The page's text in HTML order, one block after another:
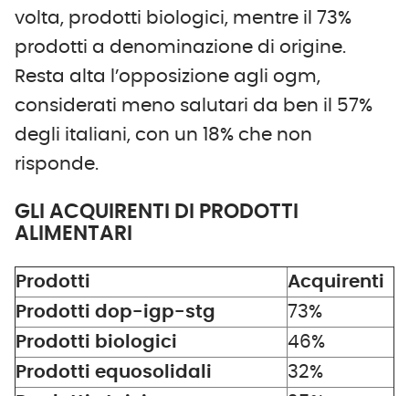
volta, prodotti biologici, mentre il 73%
prodotti a denominazione di origine.
Resta alta l’opposizione agli ogm,
considerati meno salutari da ben il 57%
degli italiani, con un 18% che non
risponde.
GLI ACQUIRENTI DI PRODOTTI
ALIMENTARI
Prodotti
Acquirenti
Prodotti dop-igp-stg
73%
Prodotti biologici
46%
Prodotti equosolidali
32%